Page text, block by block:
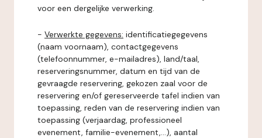
voor een dergelijke verwerking.
- Verwerkte gegevens: identificatiegegevens
(naam voornaam), contactgegevens
(telefoonnummer, e-mailadres), land/taal,
reserveringsnummer, datum en tijd van de
gevraagde reservering, gekozen zaal voor de
reservering en/of gereserveerde tafel indien van
toepassing, reden van de reservering indien van
toepassing (verjaardag, professioneel
evenement, familie-evenement,...), aantal